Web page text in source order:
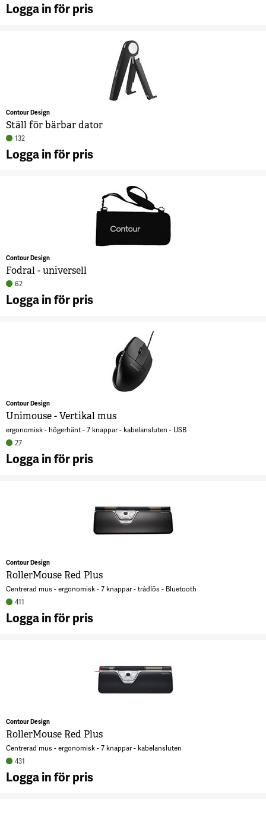
Logga in för pris
132
Contour Design
Ställ för bärbar dator
Logga in för pris
62
Contour Design
Fodral - universell
Logga in för pris
27
Contour Design
Unimouse - Vertikal mus
ergonomisk - högerhänt - 7 knappar - kabelansluten - USB
Logga in för pris
411
Contour Design
RollerMouse Red Plus
Centrerad mus - ergonomisk - 7 knappar - trådlös - Bluetooth
Logga in för pris
431
Contour Design
RollerMouse Red Plus
Centrerad mus - ergonomisk - 7 knappar - kabelansluten
Logga in för pris